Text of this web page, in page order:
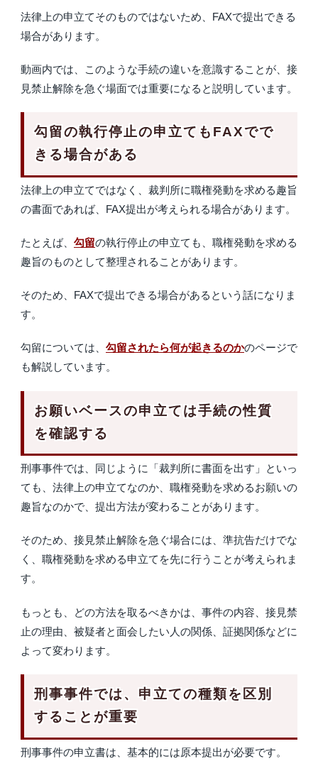
法律上の申立てそのものではないため、FAXで提出できる
場合があります。
動画内では、このような手続の違いを意識することが、接
見禁止解除を急ぐ場面では重要になると説明しています。
勾留の執行停止の申立てもFAXでで
きる場合がある
法律上の申立てではなく、裁判所に職権発動を求める趣旨
の書面であれば、FAX提出が考えられる場合があります。
たとえば、 勾留の執行停止の申立ても、職権発動を求める
趣旨のものとして整理されることがあります。
そのため、FAXで提出できる場合があるという話になりま
す。
勾留については、 勾留されたら何が起きるのかのページで
も解説しています。
お願いベースの申立ては手続の性質
を確認する
刑事事件では、同じように「裁判所に書面を出す」といっ
ても、法律上の申立てなのか、職権発動を求めるお願いの
趣旨なのかで、提出方法が変わることがあります。
そのため、接見禁止解除を急ぐ場合には、準抗告だけでな
く、職権発動を求める申立てを先に行うことが考えられま
す。
もっとも、どの方法を取るべきかは、事件の内容、接見禁
止の理由、被疑者と面会したい人の関係、証拠関係などに
よって変わります。
刑事事件では、申立ての種類を区別
することが重要
刑事事件の申立書は、基本的には原本提出が必要です。